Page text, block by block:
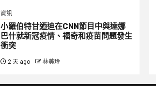
資訊
小羅伯特甘迺迪在CNN節目中與達娜
巴什就新冠疫情、福奇和疫苗問題發生
衝突
2 天 ago 林美玲